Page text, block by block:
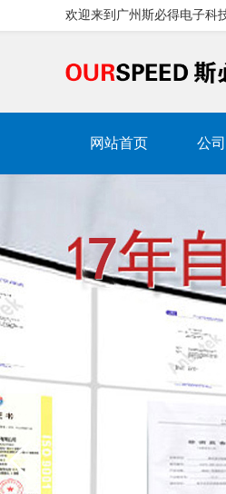
欢迎来到广州斯必得电子科
网站首页 公